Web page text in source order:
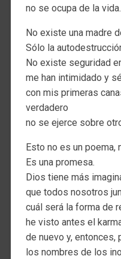
no se ocupa de la vida.
No existe una madre
Sólo la
No existe seguridad
me han intimidado y
con mis primeras
verdadero
no se ejerce sobre
Esto no es un poema,
Es una promesa.
Dios tiene más
que todos nosotros
cuál será la forma de
he visto antes el
de nuevo y, entonces,
los nombres de los